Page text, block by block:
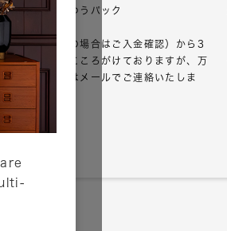
：佐川急便・ゆうパック
認（銀行振込の場合はご入金確認）から3
内のご出荷をこころがけておりますが、万
が遅れる場合はメールでご連絡いたしま
こちら